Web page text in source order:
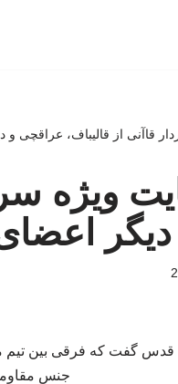
قاآنی از قالیباف، عراقچی
ویژه
قدس گفت که فرقی بین تیم
جنس